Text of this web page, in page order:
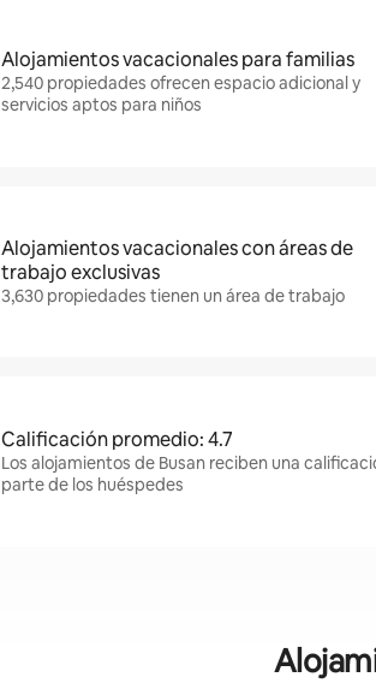
Alojamientos vacacionales para familias
2,540 propiedades ofrecen espacio adicional y
servicios aptos para niños
Alojamientos vacacionales con áreas de
trabajo exclusivas
3,630 propiedades tienen un área de trabajo
Calificación promedio: 4.7
Los alojamientos de Busan reciben una
parte de los huéspedes